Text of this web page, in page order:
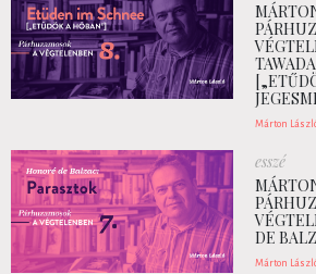
Márton László
esszé
DE
Márton László